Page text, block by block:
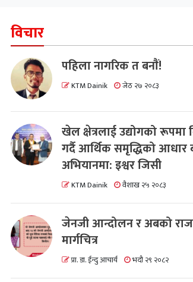
विचार
पहिला नागरिक त बनाैं!
KTM Dainik जेठ २७ २०८३
खेल क्षेत्रलाई उद्योगको रूपमा
गर्दै आर्थिक समृद्धिको आधार
अभियानमा: इश्वर जिसी
KTM Dainik वैशाख २५ २०८३
जेनजी आन्दोलन र अबको
मार्गचित्र
प्रा. डा. ईन्दु आचार्य भदौ २९ २०८२